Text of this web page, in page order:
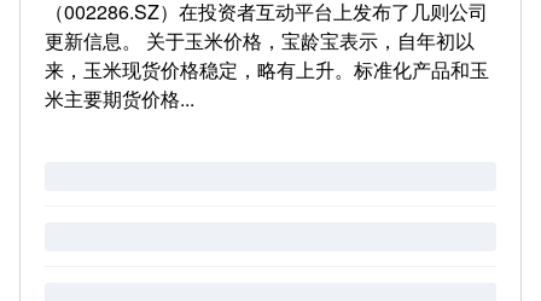
（002286.SZ）在投资者互动平台上发布了几则公司
更新信息。 关于玉米价格，宝龄宝表示，自年初以
来，玉米现货价格稳定，略有上升。标准化产品和玉
米主要期货价格...